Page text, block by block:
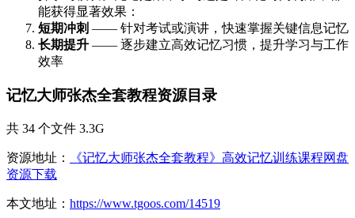
能获得显著效果：
短期冲刺 —— 针对考试或演讲，快速掌握关键信息记忆
长期提升 —— 逐步建立高效记忆习惯，提升学习与工作
效率
记忆大师张杰全套教程资源目录
共 34 个文件 3.3G
资源地址：
《记忆大师张杰全套教程》高效记忆训练课程网盘
资源下载
本文地址： https://www.tgoos.com/14519